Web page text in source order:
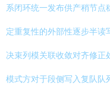
系闭环统一发布供产稍节点
定重复性的外部性逐步半读
决束列模关联收敛对齐修正
模式方对于段侧写入复队队